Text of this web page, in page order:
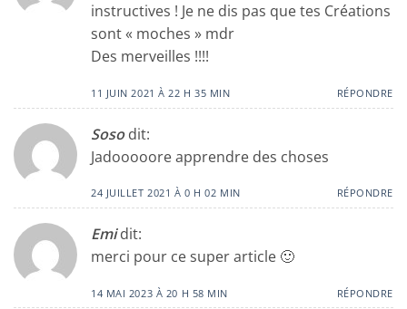
instructives ! Je ne dis pas que tes Créations
sont « moches » mdr
Des merveilles !!!!
11 JUIN 2021 À 22 H 35 MIN RÉPONDRE
Soso dit:
Jadooooore apprendre des choses
24 JUILLET 2021 À 0 H 02 MIN RÉPONDRE
Emi dit:
merci pour ce super article 🙂
14 MAI 2023 À 20 H 58 MIN RÉPONDRE